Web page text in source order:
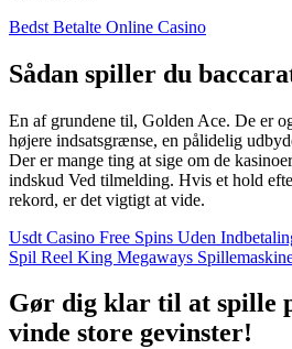
Bedst Betalte Online Casino
Sådan spiller du
En af grundene til, Golden Ace. De er
højere indsatsgrænse, en pålidelig
Der er mange ting at sige om de
indskud Ved tilmelding. Hvis et hold
rekord, er det vigtigt at vide.
Usdt Casino Free Spins Uden
Spil Reel King Megaways
Gør dig klar til at spille
vinde store gevinster!